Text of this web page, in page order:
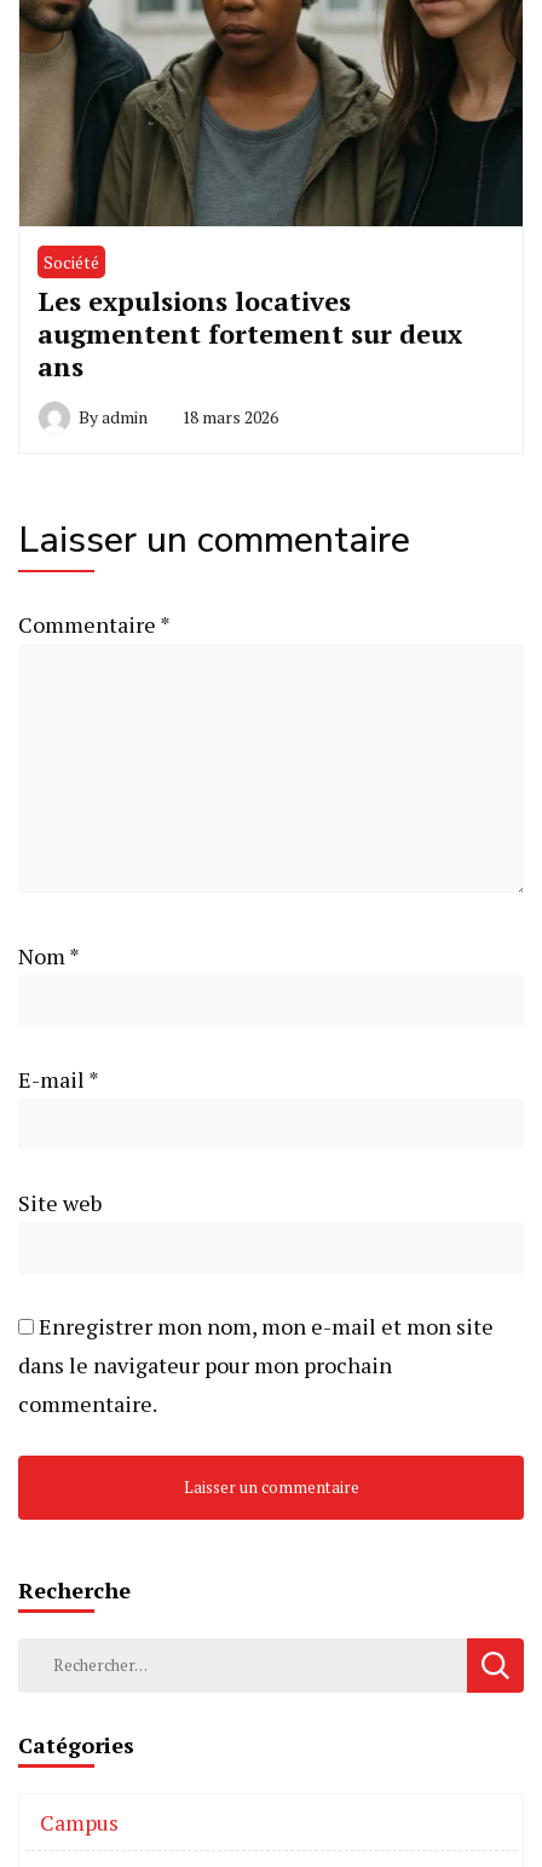
Société
Les expulsions locatives
augmentent fortement sur deux
ans
Byadmin 18 mars 2026
Laisser un commentaire
Commentaire *
Nom *
E-mail *
Site web
Enregistrer mon nom, mon e-mail et mon site
dans le navigateur pour mon prochain
commentaire.
Recherche
Catégories
Campus